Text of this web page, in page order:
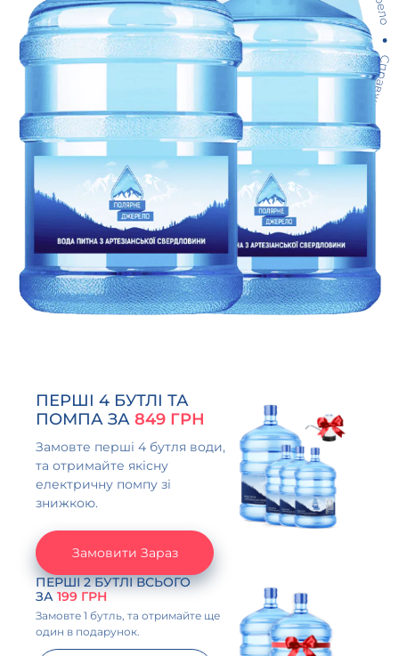
ПЕРШІ 4 БУТЛІ ТА
ПОМПА ЗА 849 ГРН
Замовте перші 4 бутля води,
та отримайте якісну
електричну помпу зі
знижкою.
Замовити Зараз
ПЕРШІ 2 БУТЛІ ВСЬОГО
ЗА 199 ГРН
Замовте 1 бутль, та отримайте ще
один в подарунок.